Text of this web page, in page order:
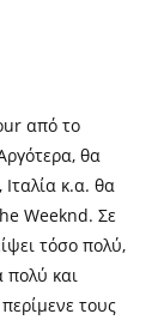
από το
θα
κ.α. θα
Weeknd. Σε
τόσο πολύ,
πολύ και
τους